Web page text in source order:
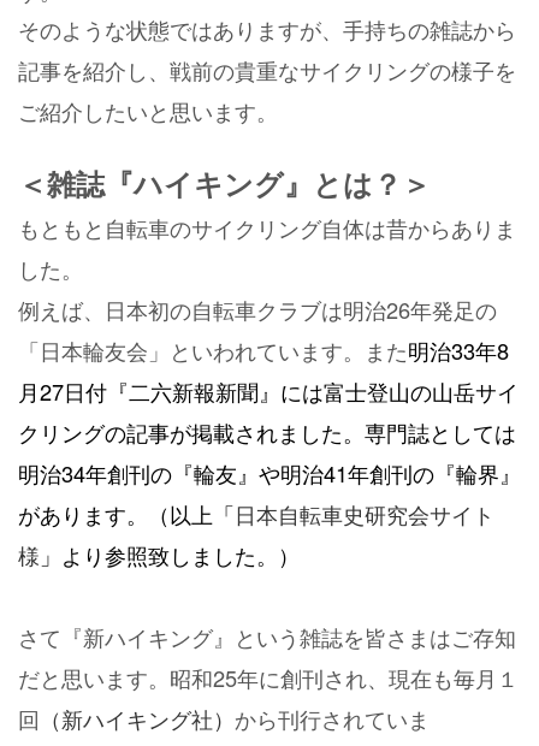
そのような状態ではありますが、手持ちの雑誌から
記事を紹介し、戦前の貴重なサイクリングの様子を
ご紹介したいと思います。
＜雑誌『ハイキング』とは？＞
もともと自転車のサイクリング自体は昔からありま
した。
例えば、日本初の自転車クラブは明治26年発足の
「日本輪友会」といわれています。また明治33年8
月27日付『二六新報新聞』には富士登山の山岳サイ
クリングの記事が掲載されました。専門誌としては
明治34年創刊の『輪友』や明治41年創刊の『輪界』
があります。（以上「日本自転車史研究会サイト
様 」より参照致しました。）
さて『新ハイキング』という雑誌を皆さまはご存知
だと思います。昭和25年に創刊され、現在も毎月１
回 （新ハイキング社） から刊行されていま